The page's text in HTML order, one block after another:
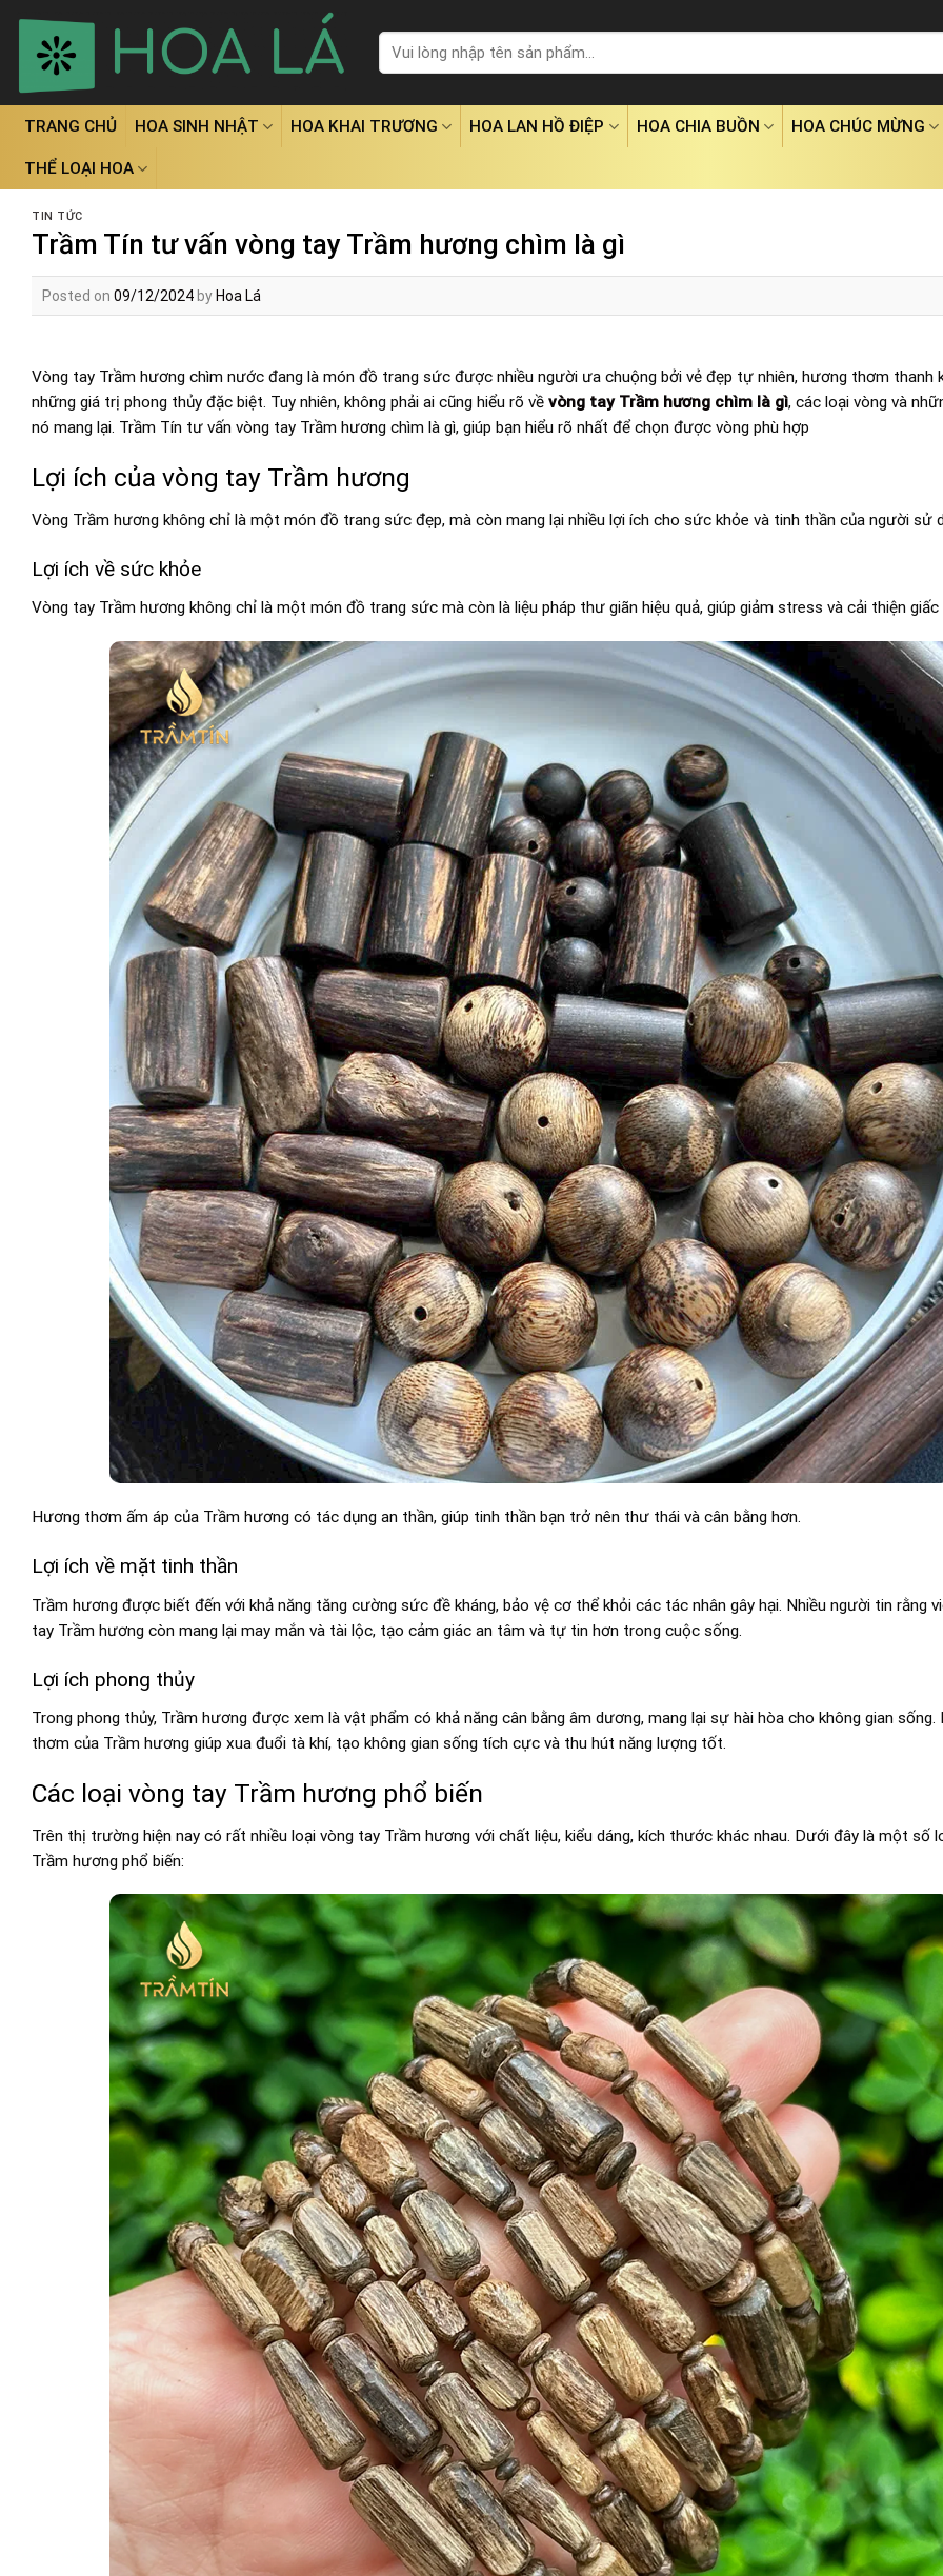
content
Tìm
kiếm:
TRANG CHỦ HOA SINH NHẬT HOA KHAI TRƯƠNG HOA LAN HỒ ĐIỆP HOA CHIA BUỒN HOA CHÚC MỪNG
THỂ LOẠI HOA
TIN TỨC
Trầm Tín tư vấn vòng tay Trầm hương chìm là gì
Posted on 09/12/2024 by Hoa Lá
Vòng tay Trầm hương chìm nước đang là món đồ trang sức được nhiều người ưa chuộng bởi vẻ đẹp tự nhiên, hương thơm thanh
những giá trị phong thủy đặc biệt. Tuy nhiên, không phải ai cũng hiểu rõ về vòng tay Trầm hương chìm là gì, các loại vòng và
nó mang lại. Trầm Tín tư vấn vòng tay Trầm hương chìm là gì, giúp bạn hiểu rõ nhất để chọn được vòng phù hợp
Lợi ích của vòng tay Trầm hương
Vòng Trầm hương không chỉ là một món đồ trang sức đẹp, mà còn mang lại nhiều lợi ích cho sức khỏe và tinh thần của người sử
Lợi ích về sức khỏe
Vòng tay Trầm hương không chỉ là một món đồ trang sức mà còn là liệu pháp thư giãn hiệu quả, giúp giảm stress và cải thiện giấc
Hương thơm ấm áp của Trầm hương có tác dụng an thần, giúp tinh thần bạn trở nên thư thái và cân bằng hơn.
Lợi ích về mặt tinh thần
Trầm hương được biết đến với khả năng tăng cường sức đề kháng, bảo vệ cơ thể khỏi các tác nhân gây hại. Nhiều người tin rằng
tay Trầm hương còn mang lại may mắn và tài lộc, tạo cảm giác an tâm và tự tin hơn trong cuộc sống.
Lợi ích phong thủy
Trong phong thủy, Trầm hương được xem là vật phẩm có khả năng cân bằng âm dương, mang lại sự hài hòa cho không gian sống.
thơm của Trầm hương giúp xua đuổi tà khí, tạo không gian sống tích cực và thu hút năng lượng tốt.
Các loại vòng tay Trầm hương phổ biến
Trên thị trường hiện nay có rất nhiều loại vòng tay Trầm hương với chất liệu, kiểu dáng, kích thước khác nhau. Dưới đây là một số
Trầm hương phổ biến: